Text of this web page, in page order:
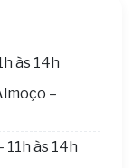
às 14h
–
11h às 14h